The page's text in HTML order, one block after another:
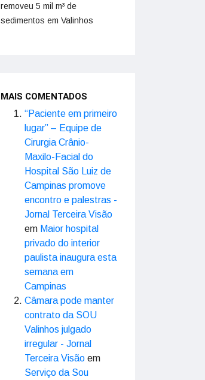
removeu 5 mil m³ de
sedimentos em Valinhos
MAIS COMENTADOS
“Paciente em primeiro
lugar” – Equipe de
Cirurgia Crânio-
Maxilo-Facial do
Hospital São Luiz de
Campinas promove
encontro e palestras -
Jornal Terceira Visão
em Maior hospital
privado do interior
paulista inaugura esta
semana em
Campinas
Câmara pode manter
contrato da SOU
Valinhos julgado
irregular - Jornal
Terceira Visão em
Serviço da Sou